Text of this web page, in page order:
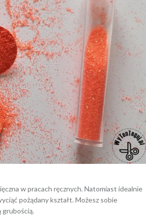
w pracach ręcznych. Natomiast idealnie
pożądany kształt. Możesz sobie
grubością.